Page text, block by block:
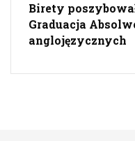
Birety
Graduacja
anglojęzycznych